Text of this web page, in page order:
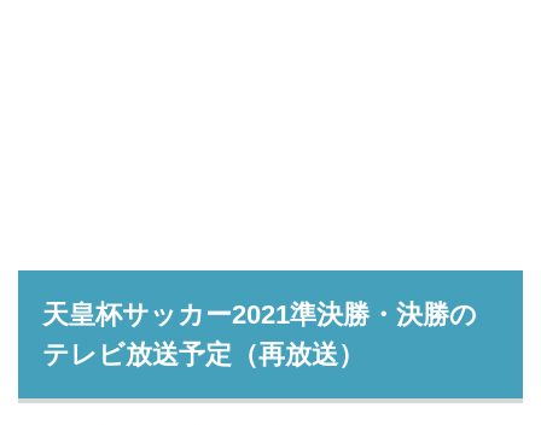
天皇杯サッカー2021準決勝・決勝の
テレビ放送予定（再放送）